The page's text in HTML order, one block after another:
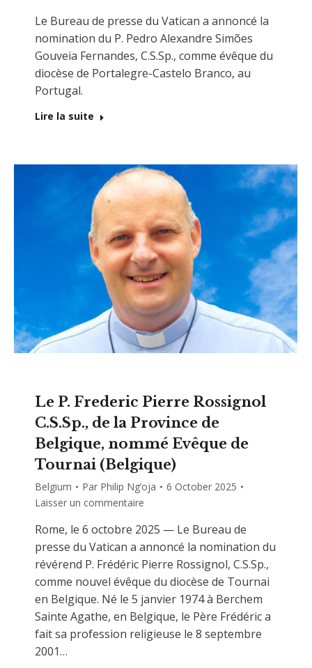
Le Bureau de presse du Vatican a annoncé la
nomination du P. Pedro Alexandre Simões
Gouveia Fernandes, C.S.Sp., comme évêque du
diocèse de Portalegre-Castelo Branco, au
Portugal.
Lire la suite
Le P. Frederic Pierre Rossignol
C.S.Sp., de la Province de
Belgique, nommé Evêque de
Tournai (Belgique)
Belgium Par Philip Ng’oja
6 October 2025
Laisser un commentaire
Rome, le 6 octobre 2025 — Le Bureau de
presse du Vatican a annoncé la nomination du
révérend P. Frédéric Pierre Rossignol, C.S.Sp.,
comme nouvel évêque du diocèse de Tournai
en Belgique. Né le 5 janvier 1974 à Berchem
Sainte Agathe, en Belgique, le Père Frédéric a
fait sa profession religieuse le 8 septembre
2001…